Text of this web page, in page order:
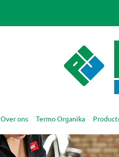
Over ons Termo Organika